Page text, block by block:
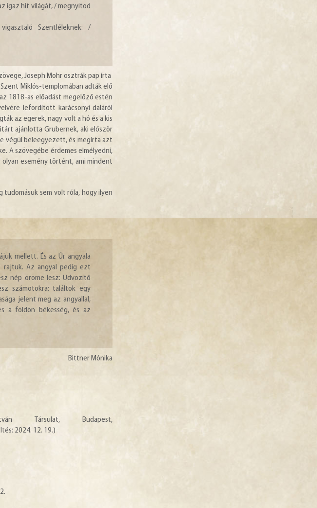
igaz hit világát, / megnyitod
Szentléleknek: /
Joseph Mohr osztrák pap írta
Miklós-templomában adták elő
1818-as előadást megelőző estén
lefordított karácsonyi daláról
az egerek, nagy volt a hó és a kis
ajánlotta Grubernek, aki először
végül beleegyezett, és megírta azt
A szövegébe érdemes elmélyedni,
esemény történt, ami mindent
sem volt róla, hogy ilyen
mellett. És az Úr angyala
rajtuk. Az angyal pedig ezt
nép öröme lesz: Üdvözítő
számotokra: találtok egy
jelent meg az angyallal,
a földön békesség, és az
Bittner Mónika
Társulat, Budapest,
2024. 12. 19.)